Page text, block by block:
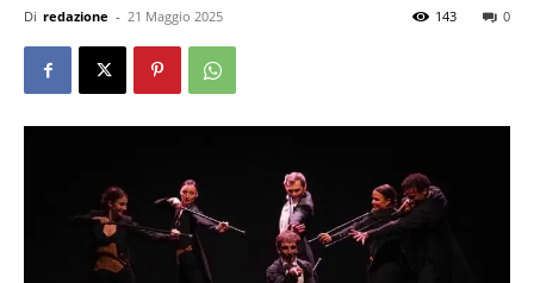
Di redazione - 21 Maggio 2025 0
143